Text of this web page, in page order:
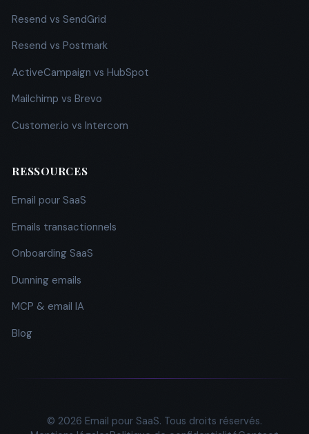
Resend vs SendGrid
Resend vs Postmark
ActiveCampaign vs HubSpot
Mailchimp vs Brevo
Customer.io vs Intercom
RESSOURCES
Email pour SaaS
Emails transactionnels
Onboarding SaaS
Dunning emails
MCP & email IA
Blog
© 2026 Email pour SaaS. Tous droits réservés.